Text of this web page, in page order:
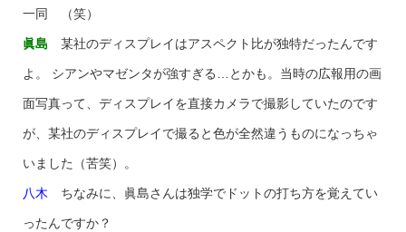
一同 （笑）
眞島 某社のディスプレイはアスペクト比が独特だったんです
よ。 シアンやマゼンタが強すぎる…とかも。当時の広報用の画
面写真って、ディスプレイを直接カメラで撮影していたのです
が、某社のディスプレイで撮ると色が全然違うものになっちゃ
いました（苦笑）。
八木 ちなみに、眞島さんは独学でドットの打ち方を覚えてい
ったんですか？